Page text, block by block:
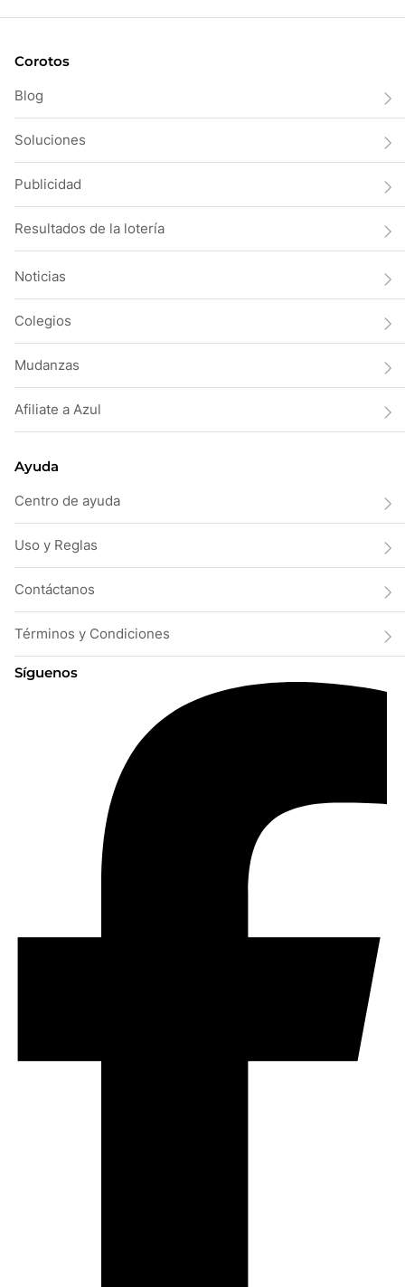
Corotos
Blog
Soluciones
Publicidad
Resultados de la lotería
Noticias
Colegios
Mudanzas
Afiliate a Azul
Ayuda
Centro de ayuda
Uso y Reglas
Contáctanos
Términos y Condiciones
Síguenos